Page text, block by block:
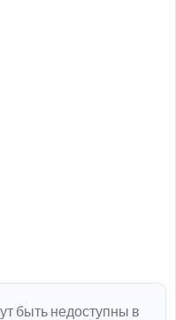
быть недоступны в